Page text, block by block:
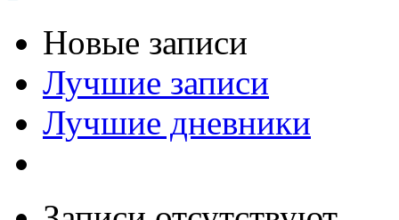
Новые записи
Лучшие записи
Лучшие дневники